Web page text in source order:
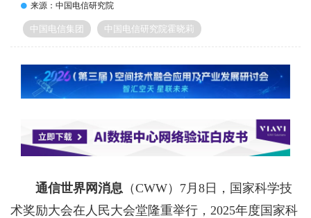
来源：中国电信研究院
中国电信集团 中国电信研究院霍晓莉
通信世界网消息 （CWW）7月8日，国家科学技
术奖励大会在人民大会堂隆重举行，2025年度国家科